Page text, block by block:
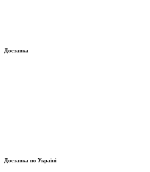
Доставка
Доставка по Україні